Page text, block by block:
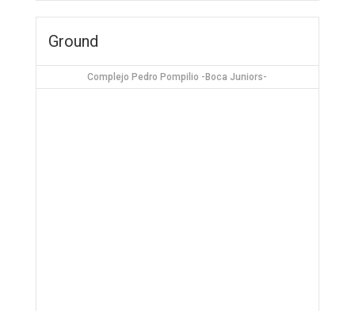
Ground
Complejo Pedro Pompilio -Boca Juniors-